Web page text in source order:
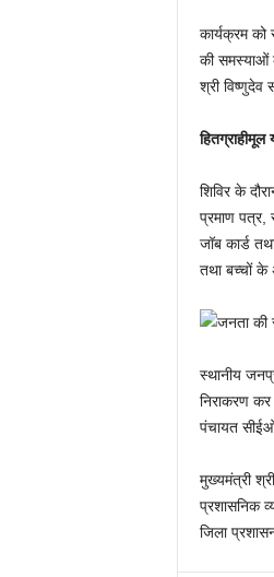
कार्यक्रम
की समस्याओं
श्री विष्णुदेव
शिविर के
प्रमाण पत्र,
जॉब कार्ड
तथा बच्चों के
स्थानीय
निराकरण
पंचायत
मुख्यमंत्री
प्रशासनिक
जिला